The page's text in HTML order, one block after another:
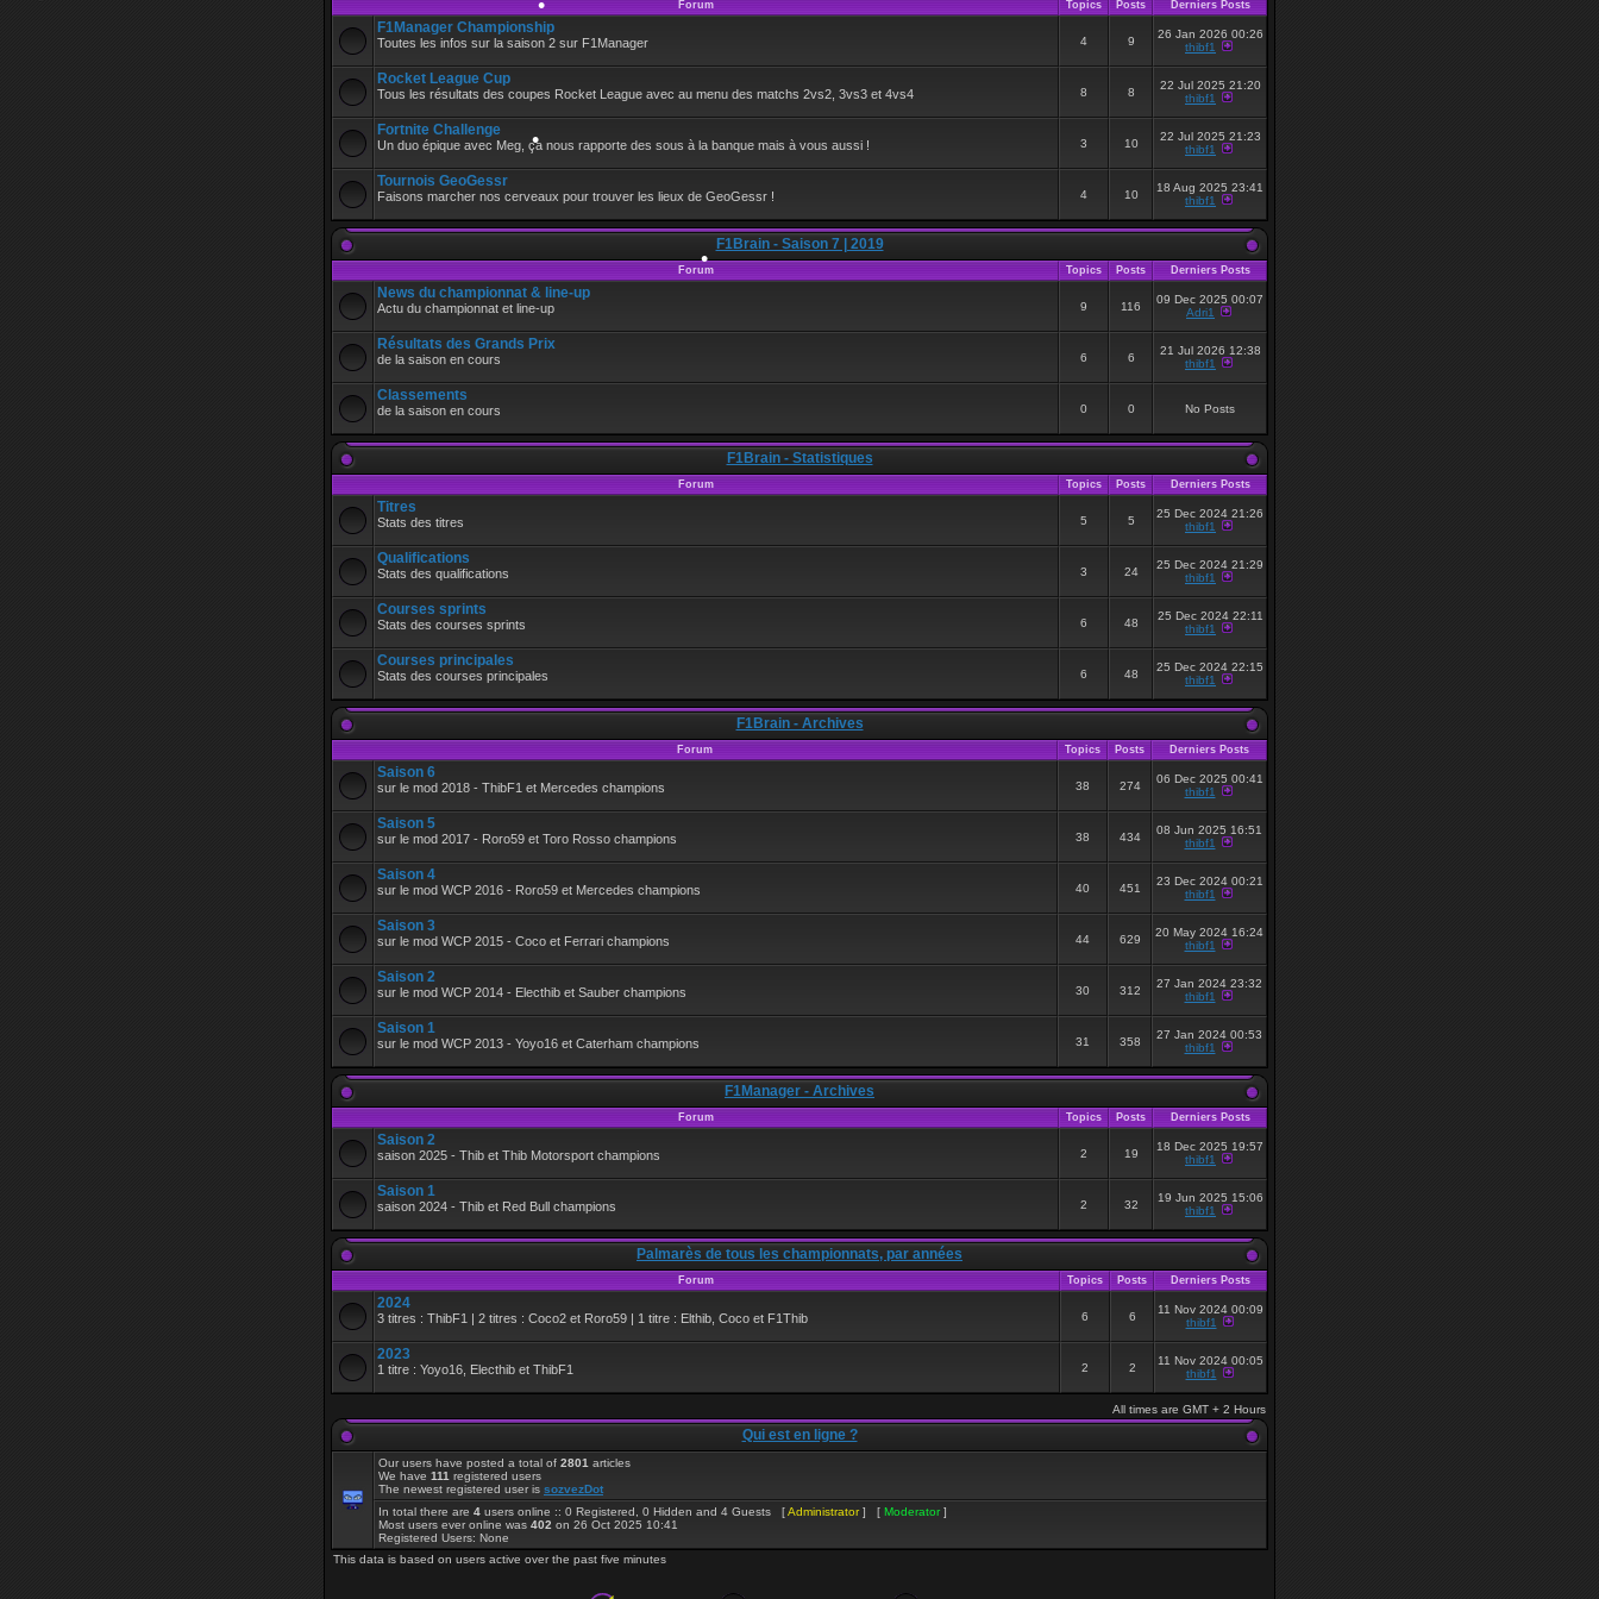
Forum Topics Posts Derniers Posts
F1Manager Championship
Toutes les infos sur la saison 2 sur F1Manager 4 9
26 Jan 2026 00:26
thibf1
Rocket League Cup
Tous les résultats des coupes Rocket League avec au menu des matchs 2vs2, 3vs3 et 4vs4 8 8
22 Jul 2025 21:20
thibf1
Fortnite Challenge
Un duo épique avec Meg, ça nous rapporte des sous à la banque mais à vous aussi ! 3 10
22 Jul 2025 21:23
thibf1
Tournois GeoGessr
Faisons marcher nos cerveaux pour trouver les lieux de GeoGessr ! 4 10
18 Aug 2025 23:41
thibf1
F1Brain - Saison 7 | 2019
Forum Topics Posts Derniers Posts
News du championnat & line-up
Actu du championnat et line-up 9 116
09 Dec 2025 00:07
Adri1
Résultats des Grands Prix
de la saison en cours 6 6
21 Jul 2026 12:38
thibf1
Classements
de la saison en cours 0 0 No Posts
F1Brain - Statistiques
Forum Topics Posts Derniers Posts
Titres
Stats des titres 5 5
25 Dec 2024 21:26
thibf1
Qualifications
Stats des qualifications 3 24
25 Dec 2024 21:29
thibf1
Courses sprints
Stats des courses sprints 6 48
25 Dec 2024 22:11
thibf1
Courses principales
Stats des courses principales 6 48
25 Dec 2024 22:15
thibf1
F1Brain - Archives
Forum Topics Posts Derniers Posts
Saison 6
sur le mod 2018 - ThibF1 et Mercedes champions 38 274
06 Dec 2025 00:41
thibf1
Saison 5
sur le mod 2017 - Roro59 et Toro Rosso champions 38 434
08 Jun 2025 16:51
thibf1
Saison 4
sur le mod WCP 2016 - Roro59 et Mercedes champions 40 451
23 Dec 2024 00:21
thibf1
Saison 3
sur le mod WCP 2015 - Coco et Ferrari champions 44 629
20 May 2024 16:24
thibf1
Saison 2
sur le mod WCP 2014 - Electhib et Sauber champions 30 312
27 Jan 2024 23:32
thibf1
Saison 1
sur le mod WCP 2013 - Yoyo16 et Caterham champions 31 358
27 Jan 2024 00:53
thibf1
F1Manager - Archives
Forum Topics Posts Derniers Posts
Saison 2
saison 2025 - Thib et Thib Motorsport champions 2 19
18 Dec 2025 19:57
thibf1
Saison 1
saison 2024 - Thib et Red Bull champions 2 32
19 Jun 2025 15:06
thibf1
Palmarès de tous les championnats, par années
Forum Topics Posts Derniers Posts
2024
3 titres : ThibF1 | 2 titres : Coco2 et Roro59 | 1 titre : Elthib, Coco et F1Thib 6 6
11 Nov 2024 00:09
thibf1
2023
1 titre : Yoyo16, Electhib et ThibF1 2 2
11 Nov 2024 00:05
thibf1
All times are GMT + 2 Hours
Qui est en ligne ?
Our users have posted a total of 2801 articles
We have 111 registered users
The newest registered user is sozvezDot
In total there are 4 users online :: 0 Registered, 0 Hidden and 4 Guests [Administrator] [ Moderator]
Most users ever online was 402 on 26 Oct 2025 10:41
Registered Users: None
This data is based on users active over the past five minutes
•
•
•